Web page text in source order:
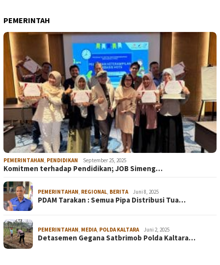
PEMERINTAH
PEMERINTAHAN PENDIDIKAN September 25, 2025
Komitmen terhadap Pendidikan; JOB Simeng…
PEMERINTAHAN REGIONAL BERITA Juni 8, 2025
PDAM Tarakan : Semua Pipa Distribusi Tua…
PEMERINTAHAN MEDIA POLDA KALTARA Juni 2, 2025
Detasemen Gegana Satbrimob Polda Kaltara…